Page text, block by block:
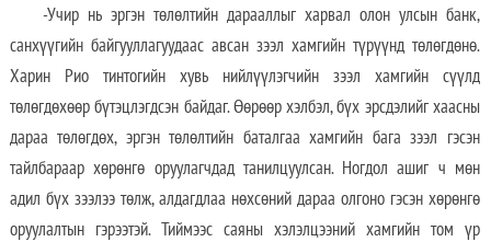
-Учир нь эргэн төлөлтийн дарааллыг харвал олон улсын банк,
санхүүгийн байгууллагуудаас авсан зээл хамгийн түрүүнд төлөгдөнө.
Харин Рио тинтогийн хувь нийлүүлэгчийн зээл хамгийн сүүлд
төлөгдөхөөр бүтэцлэгдсэн байдаг. Өөрөөр хэлбэл, бүх эрсдэлийг хаасны
дараа төлөгдөх, эргэн төлөлтийн баталгаа хамгийн бага зээл гэсэн
тайлбараар хөрөнгө оруулагчдад танилцуулсан. Ногдол ашиг ч мөн
адил бүх зээлээ төлж, алдагдлаа нөхсөний дараа олгоно гэсэн хөрөнгө
оруулалтын гэрээтэй. Тиймээс саяны хэлэлцээний хамгийн том үр